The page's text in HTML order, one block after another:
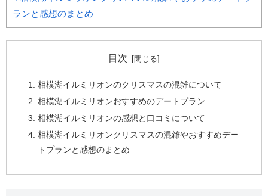
ランと感想のまとめ
目次
相模湖イルミリオンのクリスマスの混雑について
相模湖イルミリオンおすすめのデートプラン
相模湖イルミリオンの感想と口コミについて
相模湖イルミリオンクリスマスの混雑やおすすめデー
トプランと感想のまとめ